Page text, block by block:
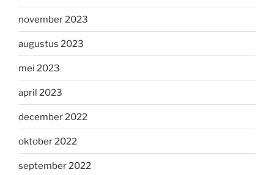
november 2023
augustus 2023
mei 2023
april 2023
december 2022
oktober 2022
september 2022